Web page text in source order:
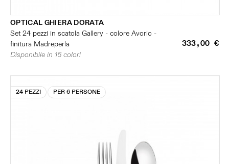
OPTICAL GHIERA DORATA
Set 24 pezzi in scatola Gallery - colore Avorio -
finitura Madreperla
333,00 €
Disponibile in 16 colori
24 PEZZI PER 6 PERSONE